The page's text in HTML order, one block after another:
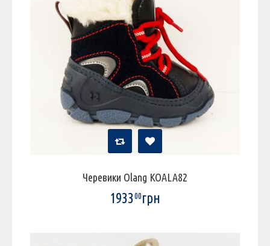
Черевики Olang KOALA82
193300грн